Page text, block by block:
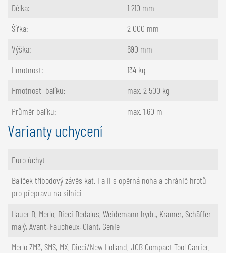
Délka:
1 210 mm
Šířka:
2 000 mm
Výška:
690 mm
Hmotnost:
134 kg
Hmotnost balíku:
max. 2 500 kg
Průměr balíku:
max. 1,60 m
Varianty uchycení
Euro úchyt
Balíček tříbodový závěs kat. I a II s opěrná noha a chránič hrotů
pro přepravu na silnici
Hauer B, Merlo, Dieci Dedalus, Weidemann hydr., Kramer, Schäffer
malý, Avant, Faucheux, Giant, Genie
Merlo ZM3, SMS, MX, Dieci/New Holland, JCB Compact Tool Carrier,